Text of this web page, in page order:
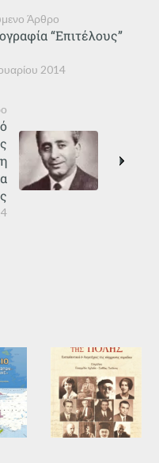
Άρθρο
2014
“Επιτέλους”